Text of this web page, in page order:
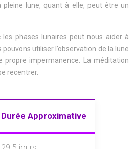
lune, quant à elle, peut être un
les phases lunaires peut nous aider à
utiliser l’observation de la lune
propre impermanence. La méditation
recentrer.
Durée Approximative